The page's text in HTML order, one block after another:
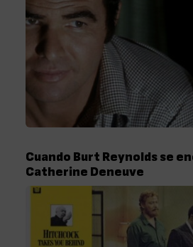
Cuando Burt Reynolds se
Catherine Deneuve